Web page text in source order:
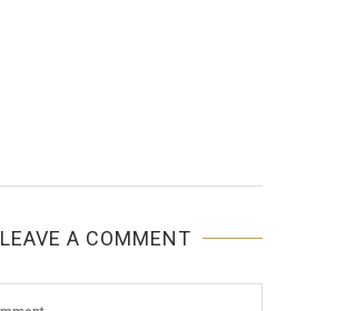
LEAVE A COMMENT